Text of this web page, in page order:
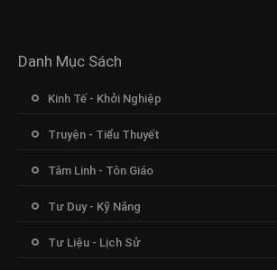
Danh Mục Sách
Kinh Tế - Khởi Nghiệp
Truyện - Tiểu Thuyết
Tâm Linh - Tôn Giáo
Tư Duy - Kỹ Năng
Tư Liệu - Lịch Sử